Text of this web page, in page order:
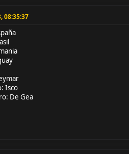
08:35:37
Isco
De Gea